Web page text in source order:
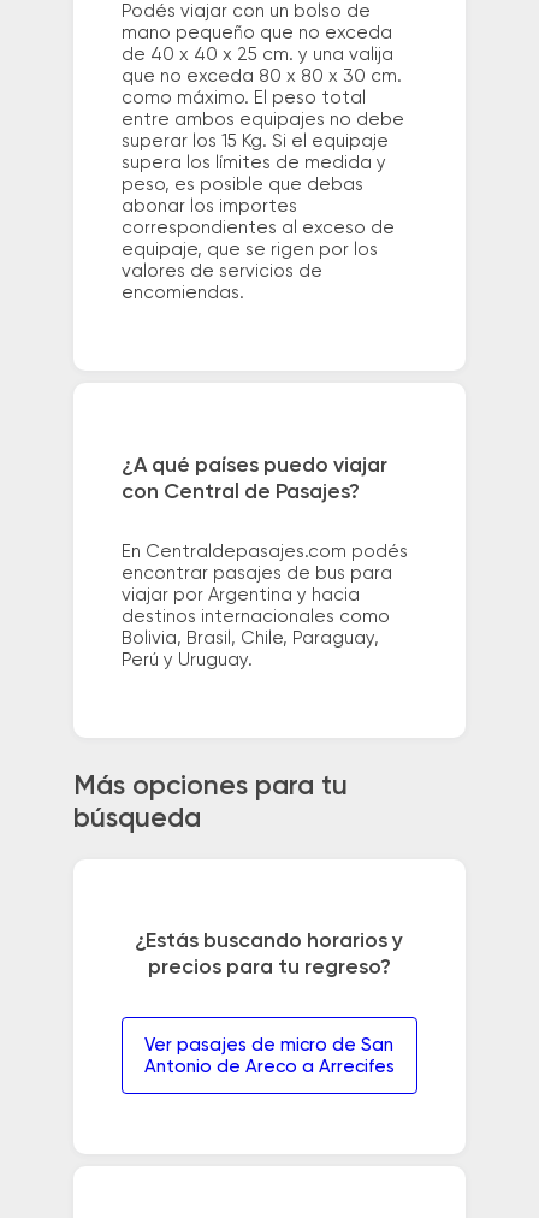
Podés viajar con un bolso de
mano pequeño que no exceda
de 40 x 40 x 25 cm. y una valija
que no exceda 80 x 80 x 30 cm.
como máximo. El peso total
entre ambos equipajes no debe
superar los 15 Kg. Si el equipaje
supera los límites de medida y
peso, es posible que debas
abonar los importes
correspondientes al exceso de
equipaje, que se rigen por los
valores de servicios de
encomiendas.
¿A qué países puedo viajar
con Central de Pasajes?
En Centraldepasajes.com podés
encontrar pasajes de bus para
viajar por Argentina y hacia
destinos internacionales como
Bolivia, Brasil, Chile, Paraguay,
Perú y Uruguay.
Más opciones para tu
búsqueda
¿Estás buscando horarios y
precios para tu regreso?
Ver pasajes de micro de San
Antonio de Areco a Arrecifes